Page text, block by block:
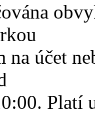
na účet
Platí